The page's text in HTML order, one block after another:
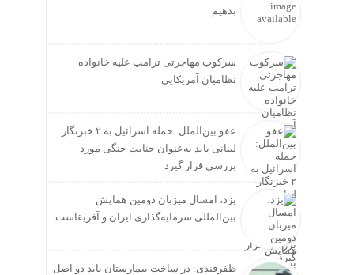
بدهیم
سرکوب مهاجرتی ترامپ علیه خانواده
نظامیان آمریکایی
عفو بین‌الملل: حمله اسرائیل به ۲ خبرنگار
لبنانی باید به‌عنوان جنایت جنگی مورد
بررسی قرار گیرد
یزد، امسال میزبان دومین همایش
بین‌المللی سرمایه‌گذاری ایران و آفریقاست
ظفرقندی: در ساخت بیمارستان باید دو اصل